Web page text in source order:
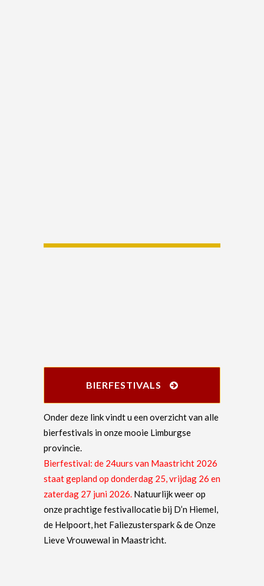
BIERFESTIVALS
Onder deze link vindt u een overzicht van alle
bierfestivals in onze mooie Limburgse
provincie.
Bierfestival: de 24uurs van Maastricht 2026
staat gepland op donderdag 25, vrijdag 26 en
zaterdag 27 juni 2026. Natuurlijk weer op
onze prachtige festivallocatie bij D’n Hiemel,
de Helpoort, het Faliezusterspark & de Onze
Lieve Vrouwewal in Maastricht.